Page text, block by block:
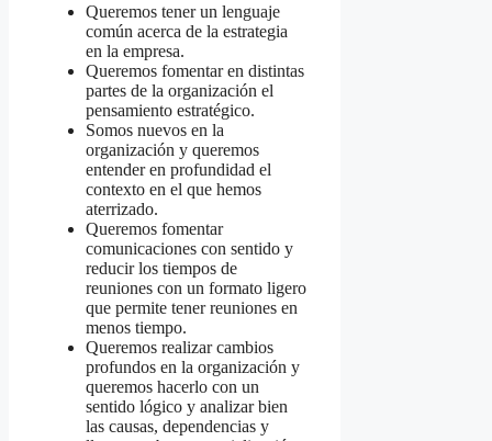
Queremos tener un lenguaje
común acerca de la estrategia
en la empresa.
Queremos fomentar en distintas
partes de la organización el
pensamiento estratégico.
Somos nuevos en la
organización y queremos
entender en profundidad el
contexto en el que hemos
aterrizado.
Queremos fomentar
comunicaciones con sentido y
reducir los tiempos de
reuniones con un formato ligero
que permite tener reuniones en
menos tiempo.
Queremos realizar cambios
profundos en la organización y
queremos hacerlo con un
sentido lógico y analizar bien
las causas, dependencias y